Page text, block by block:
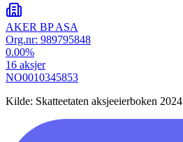
AKER BP ASA
Org.nr: 989795848
0.00%
16 aksjer
NO0010345853
Kilde: Skatteetaten aksjeeierboken 2024